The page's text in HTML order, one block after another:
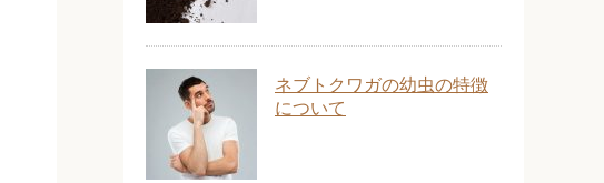
ネブトクワガの幼虫の特徴
について